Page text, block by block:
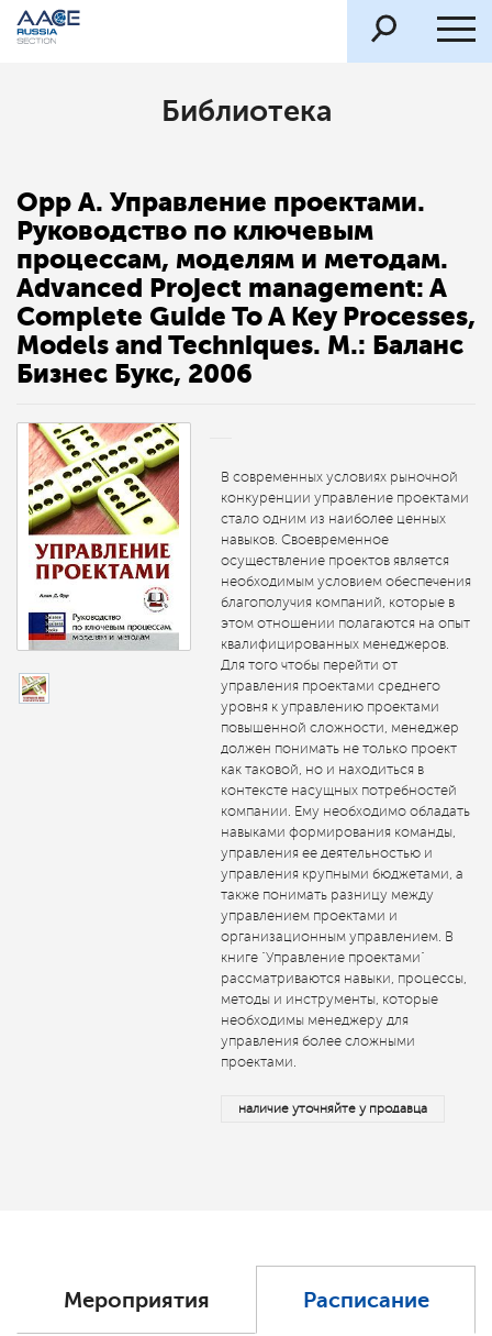
Библиотека
Орр А. Управление проектами.
Руководство по ключевым
процессам, моделям и методам.
Advanced Project management: A
Complete Guide To A Key Processes,
Models and Techniques. M.: Баланс
Бизнес Букс, 2006
В современных условиях рыночной
конкуренции управление проектами
стало одним из наиболее ценных
навыков. Своевременное
осуществление проектов является
необходимым условием обеспечения
благополучия компаний, которые в
этом отношении полагаются на опыт
квалифицированных менеджеров.
Для того чтобы перейти от
управления проектами среднего
уровня к управлению проектами
повышенной сложности, менеджер
должен понимать не только проект
как таковой, но и находиться в
контексте насущных потребностей
компании. Ему необходимо обладать
навыками формирования команды,
управления ее деятельностью и
управления крупными бюджетами, а
также понимать разницу между
управлением проектами и
организационным управлением. В
книге "Управление проектами"
рассматриваются навыки, процессы,
методы и инструменты, которые
необходимы менеджеру для
управления более сложными
проектами.
наличие уточняйте у продавца
Мероприятия Расписание